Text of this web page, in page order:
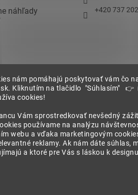
nám pomáhajú poskytovať vám čo
Kliknutím na tlačidlo "Súhlasím" 👉
cookies!
Vám sprostredkovať nevšedný
používame na analýzu
webu a vďaka marketingovým
reklamy. Ak nám dáte súhlas,
a ktoré pre Vás s láskou k
náhľady
+420 737